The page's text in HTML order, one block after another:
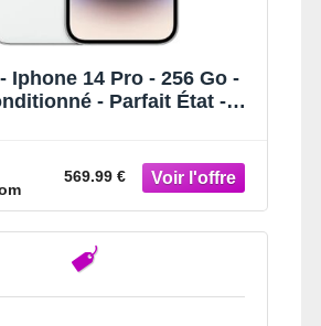
Iphone 14 Pro - 256 Go -
- Parfait État -
569.99 €